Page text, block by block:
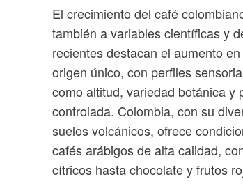
El crecimiento del café
también a variables científicas y
recientes destacan el aumento
origen único, con perfiles
como altitud, variedad botánica y
controlada. Colombia, con su
suelos volcánicos, ofrece
cafés arábigos de alta calidad,
cítricos hasta chocolate y frutos